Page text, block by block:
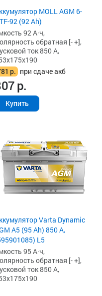
MOLL AGM 6-
92 (92 Ah)
92 А·ч,
обратная [- +],
ток 850 А,
р. при сдаче акб
р.
Купить
Varta Dynamic
A5 (95 Ah) 850 А,
L5
95 А·ч,
обратная [- +],
ток 850 А,